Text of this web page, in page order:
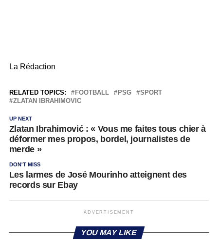
La Rédaction
RELATED TOPICS: FOOTBALL PSG
SPORT
ZLATAN IBRAHIMOVIC
UP NEXT
Zlatan Ibrahimović : « Vous me faites tous chier à
déformer mes propos, bordel, journalistes de
merde »
DON'T MISS
Les larmes de José Mourinho atteignent des
records sur Ebay
ADVERTISEMENT
YOU MAY LIKE